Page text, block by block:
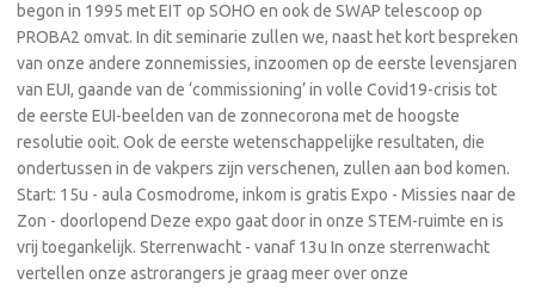
begon in 1995 met EIT op SOHO en ook de SWAP telescoop op
PROBA2 omvat. In dit seminarie zullen we, naast het kort bespreken
van onze andere zonnemissies, inzoomen op de eerste levensjaren
van EUI, gaande van de ‘commissioning’ in volle Covid19-crisis tot
de eerste EUI-beelden van de zonnecorona met de hoogste
resolutie ooit. Ook de eerste wetenschappelijke resultaten, die
ondertussen in de vakpers zijn verschenen, zullen aan bod komen.
Start: 15u - aula Cosmodrome, inkom is gratis Expo - Missies naar de
Zon - doorlopend Deze expo gaat door in onze STEM-ruimte en is
vrij toegankelijk. Sterrenwacht - vanaf 13u In onze sterrenwacht
vertellen onze astrorangers je graag meer over onze